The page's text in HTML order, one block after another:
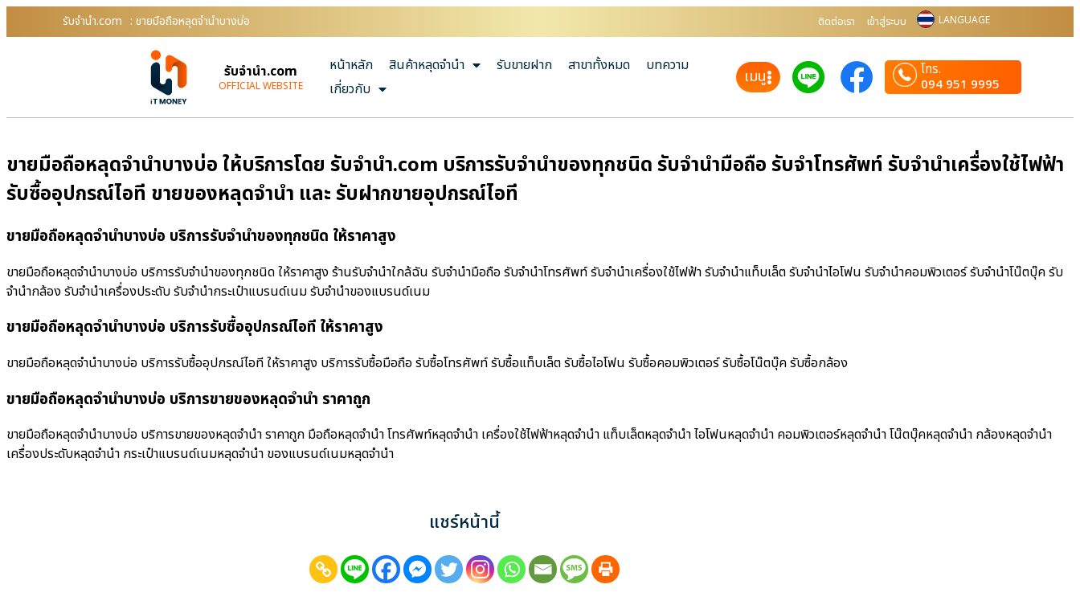
รับจํานํา.com : ขายมือถือหลุดจำนำบางบ่อ ติดต่อเรา เข้าสู่ระบบ LANGUAGE
รับจํานํา.com
OFFICIAL WEBSITE
หน้าหลัก สินค้าหลุดจำนำ รับขายฝาก สาขาทั้งหมด
บทความ
เกี่ยวกับ
เมนู
โทร.
094 951 9995
ขายมือถือหลุดจำนำบางบ่อ ให้บริการโดย รับจํานํา.com บริการรับจำนำของทุกชนิด รับจำนำมือถือ รับจำโทรศัพท์ รับจำนำเครื่องใช้ไฟฟ้า
รับซื้ออุปกรณ์ไอที ขายของหลุดจำนำ และ รับฝากขายอุปกรณ์ไอที
ขายมือถือหลุดจำนำบางบ่อ บริการรับจำนำของทุกชนิด ให้ราคาสูง
ขายมือถือหลุดจำนำบางบ่อ บริการรับจำนำของทุกชนิด ให้ราคาสูง ร้านรับจํานําใกล้ฉัน รับจำนำมือถือ รับจำนำโทรศัพท์ รับจำนำเครื่องใช้ไฟฟ้า รับจำนำแท็บเล็ต รับจำนำไอโฟน รับจำนำคอมพิวเตอร์ รับจำนำโน๊ตบุ๊ค รับ
จำนำกล้อง รับจำนำเครื่องประดับ รับจำนำกระเป๋าแบรนด์เนม รับจำนำของแบรนด์เนม
ขายมือถือหลุดจำนำบางบ่อ บริการรับซื้ออุปกรณ์ไอที ให้ราคาสูง
ขายมือถือหลุดจำนำบางบ่อ บริการรับซื้ออุปกรณ์ไอที ให้ราคาสูง บริการรับซื้อมือถือ รับซื้อโทรศัพท์ รับซื้อแท็บเล็ต รับซื้อไอโฟน รับซื้อคอมพิวเตอร์ รับซื้อโน๊ตบุ๊ค รับซื้อกล้อง
ขายมือถือหลุดจำนำบางบ่อ บริการขายของหลุดจำนำ ราคาถูก
ขายมือถือหลุดจำนำบางบ่อ บริการขายของหลุดจำนำ ราคาถูก มือถือหลุดจำนำ โทรศัพท์หลุดจำนำ เครื่องใช้ไฟฟ้าหลุดจำนำ แท็บเล็ตหลุดจำนำ ไอโฟนหลุดจำนำ คอมพิวเตอร์หลุดจำนำ โน๊ตบุ๊คหลุดจำนำ กล้องหลุดจำนำ
เครื่องประดับหลุดจำนำ กระเป๋าแบรนด์เนมหลุดจำนำ ของแบรนด์เนมหลุดจำนำ
แชร์หน้านี้